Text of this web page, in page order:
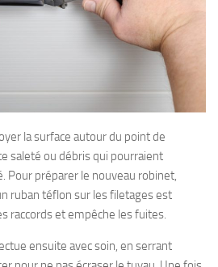
la surface autour du point de
saleté ou débris qui pourraient
Pour préparer le nouveau robinet,
ruban téflon sur les filetages est
raccords et empêche les fuites.
ensuite avec soin, en serrant